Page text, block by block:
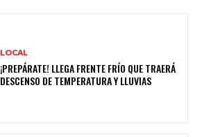
LOCAL
¡PREPÁRATE! LLEGA FRENTE FRÍO QUE TRAERÁ
DESCENSO DE TEMPERATURA Y LLUVIAS